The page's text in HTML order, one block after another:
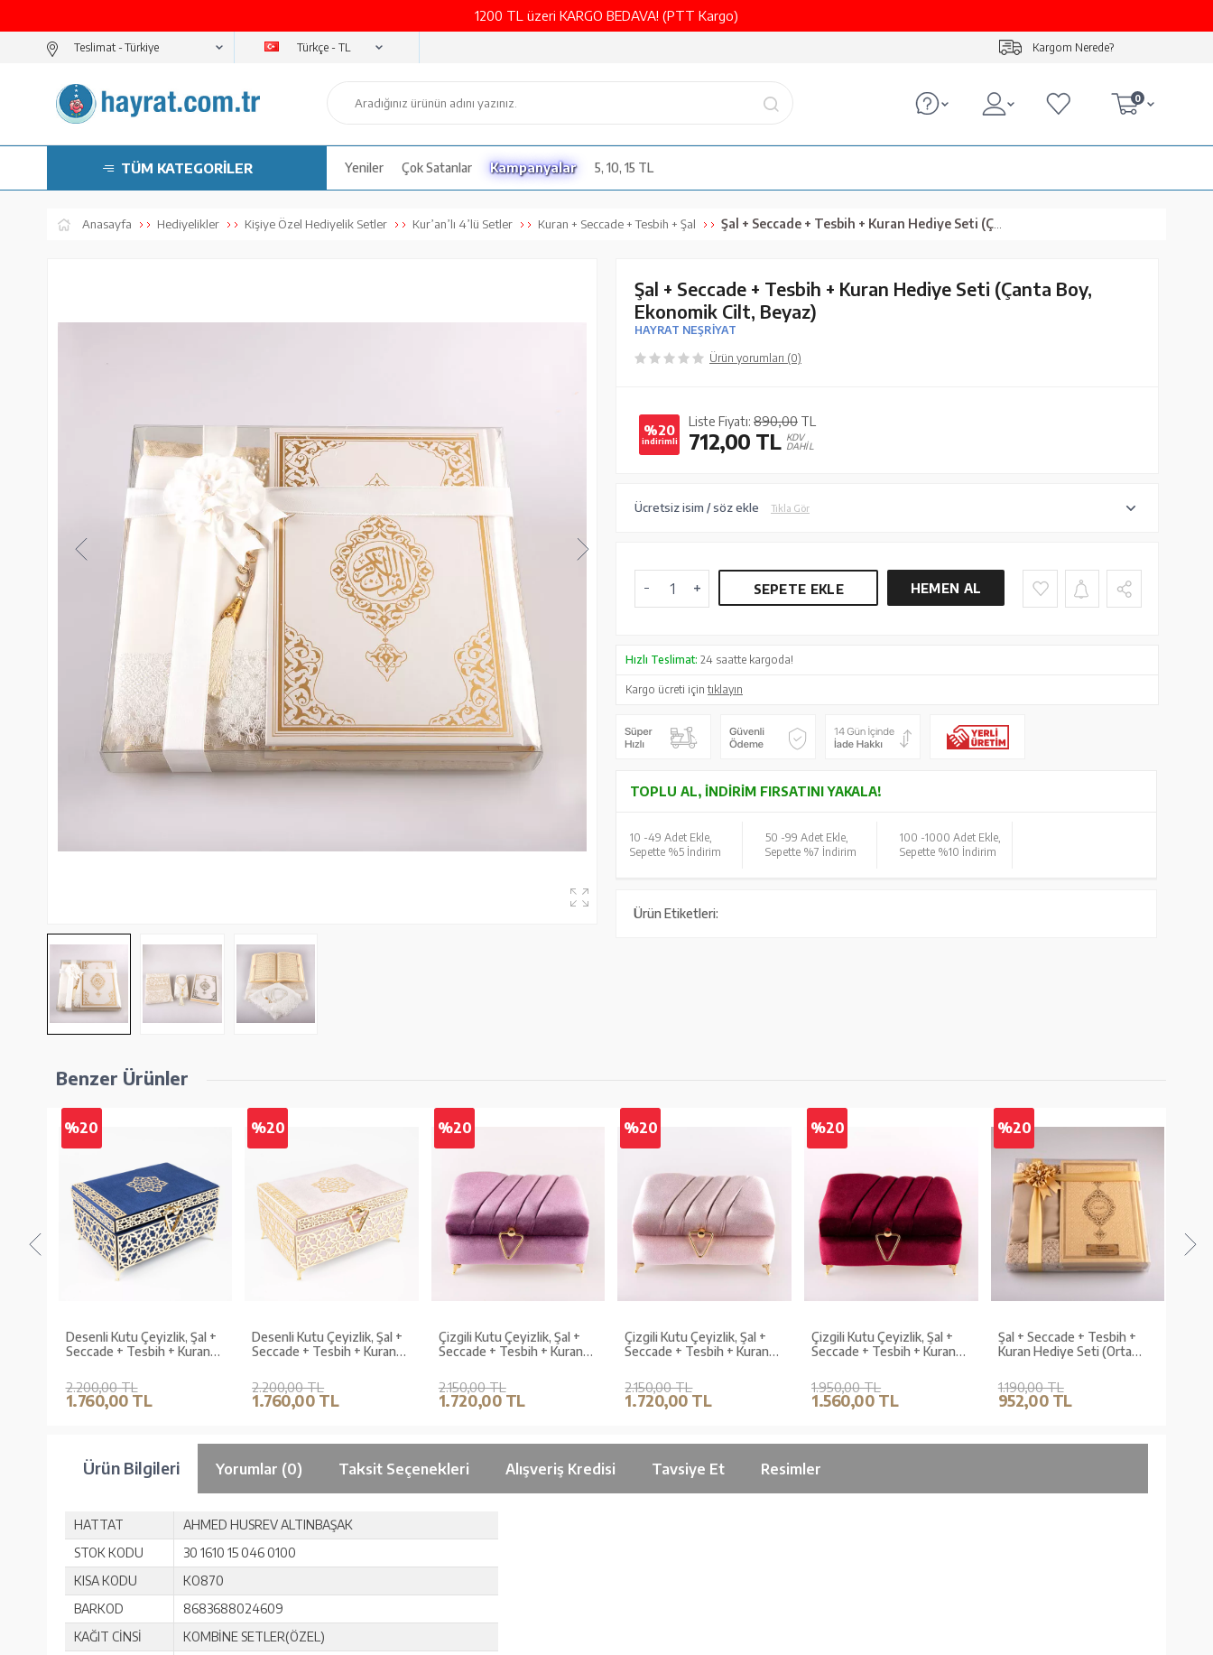
1200 TL üzeri KARGO BEDAVA! (PTT Kargo)
Teslimat - Türkçe - TL Kargom Nerede?
0
TÜM KATEGORİLER Yeniler Çok Satanlar Kampanyalar 5, 10, 15 TL
Anasayfa Hediyelikler Kişiye Özel Hediyelik Setler Kur’an’lı 4’lü Setler Kuran + Seccade + Tesbih + Şal Şal + Seccade + Tesbih + Kuran Hediye Seti (Çanta Boy, Ekonomik Cilt, Beyaz)
Şal + Seccade + Tesbih + Kuran Hediye Seti (Çanta Boy,
Ekonomik Cilt, Beyaz)
HAYRAT NEŞRİYAT
Ürün yorumları (0)
%20
indirimli
Liste Fiyatı: 890,00 TL
712,00 TL KDV
DAHİL
Ücretsiz isim / söz ekle Tıkla Gör
SEPETE EKLE HEMEN AL
Hızlı Teslimat: 24 saatte kargoda!
Kargo ücreti içintıklayın
TOPLU AL, İNDIRIM FIRSATINI YAKALA!
10 -49 Adet Ekle,
Sepette %5 İndirim
50 -99 Adet Ekle,
Sepette %7 İndirim
100 -1000 Adet Ekle,
Sepette %10 İndirim
Ürün Etiketleri:
Benzer Ürünler
%20
Desenli Kutu Çeyizlik, Şal +
Seccade + Tesbih + Kuran
Lacivert)
2.200,00 TL
1.760,00 TL
%20
Desenli Kutu Çeyizlik, Şal +
Seccade + Tesbih + Kuran
P.Pembe, ElifVav)
2.200,00 TL
1.760,00 TL
%20
Çizgili Kutu Çeyizlik, Şal +
Seccade + Tesbih + Kuran
Lila, Elif-Vav)
2.150,00 TL
1.720,00 TL
%20
Çizgili Kutu Çeyizlik, Şal +
Seccade + Tesbih + Kuran
P.Pembe, ElifVav)
2.150,00 TL
1.720,00 TL
%20
Çizgili Kutu Çeyizlik, Şal +
Seccade + Tesbih + Kuran
Kadife, Bordo, Elif-Vav)
1.950,00 TL
1.560,00 TL
%20
Şal + Seccade + Tesbih +
Kuran Hediye Seti (Orta
1.190,00 TL
952,00 TL
Ürün Bilgileri Yorumlar (0) Taksit Seçenekleri Alışveriş Kredisi Tavsiye Et Resimler
HATTAT
AHMED HUSREV ALTINBAŞAK
STOK KODU
30 1610 15 046 0100
KISA KODU
KO870
BARKOD
8683688024609
KAĞIT CİNSİ
KOMBİNE SETLER(ÖZEL)